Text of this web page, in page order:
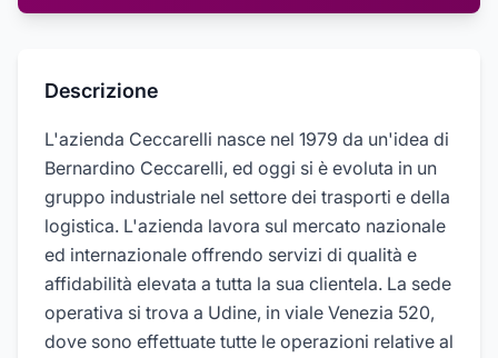
Descrizione
L'azienda Ceccarelli nasce nel 1979 da un'idea di
Bernardino Ceccarelli, ed oggi si è evoluta in un
gruppo industriale nel settore dei trasporti e della
logistica. L'azienda lavora sul mercato nazionale
ed internazionale offrendo servizi di qualità e
affidabilità elevata a tutta la sua clientela. La sede
operativa si trova a Udine, in viale Venezia 520,
dove sono effettuate tutte le operazioni relative al